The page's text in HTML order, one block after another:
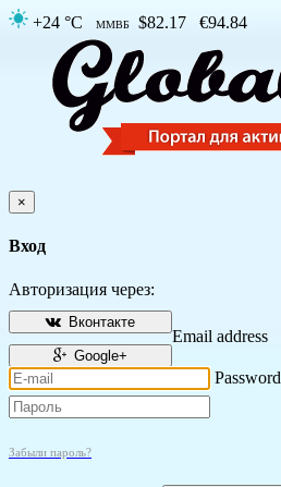
+24 °C ММВБ $82.17 €94.84
×
Вход
Авторизация через:
Вконтакте
Google+
Email address
Password
Забыли пароль?